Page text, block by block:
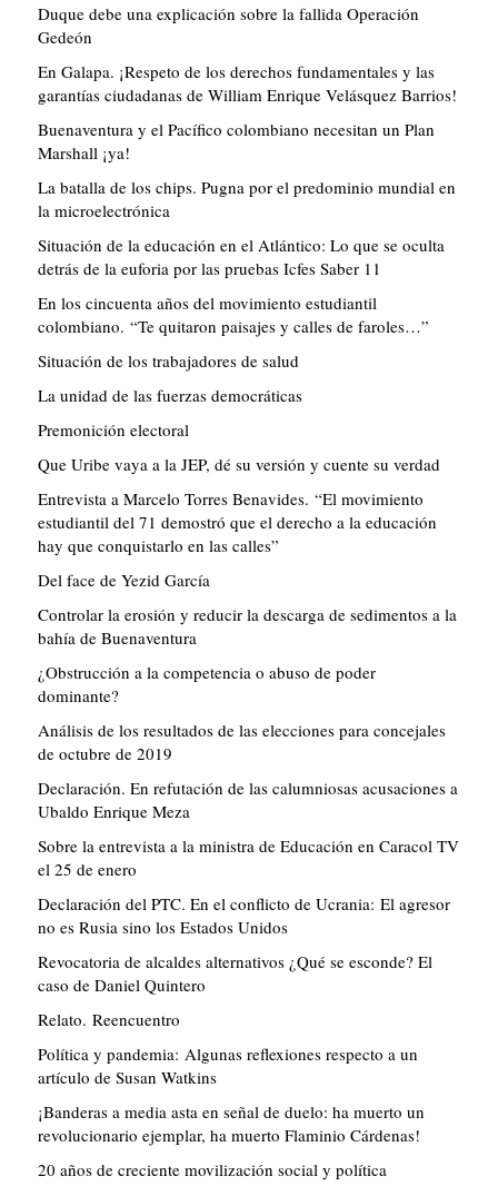
Duque debe una explicación sobre la fallida Operación
Gedeón
En Galapa. ¡Respeto de los derechos fundamentales y las
garantías ciudadanas de William Enrique Velásquez Barrios!
Buenaventura y el Pacífico colombiano necesitan un Plan
Marshall ¡ya!
La batalla de los chips. Pugna por el predominio mundial en
la microelectrónica
Situación de la educación en el Atlántico: Lo que se oculta
detrás de la euforia por las pruebas Icfes Saber 11
En los cincuenta años del movimiento estudiantil
colombiano. “Te quitaron paisajes y calles de faroles…”
Situación de los trabajadores de salud
La unidad de las fuerzas democráticas
Premonición electoral
Que Uribe vaya a la JEP, dé su versión y cuente su verdad
Entrevista a Marcelo Torres Benavides. “El movimiento
estudiantil del 71 demostró que el derecho a la educación
hay que conquistarlo en las calles”
Del face de Yezid García
Controlar la erosión y reducir la descarga de sedimentos a la
bahía de Buenaventura
¿Obstrucción a la competencia o abuso de poder
dominante?
Análisis de los resultados de las elecciones para concejales
de octubre de 2019
Declaración. En refutación de las calumniosas acusaciones a
Ubaldo Enrique Meza
Sobre la entrevista a la ministra de Educación en Caracol TV
el 25 de enero
Declaración del PTC. En el conflicto de Ucrania: El agresor
no es Rusia sino los Estados Unidos
Revocatoria de alcaldes alternativos ¿Qué se esconde? El
caso de Daniel Quintero
Relato. Reencuentro
Política y pandemia: Algunas reflexiones respecto a un
artículo de Susan Watkins
¡Banderas a media asta en señal de duelo: ha muerto un
revolucionario ejemplar, ha muerto Flaminio Cárdenas!
20 años de creciente movilización social y política